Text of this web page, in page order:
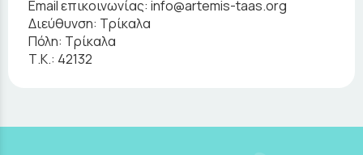
Email επικοινωνίας: info@artemis-taas.org
Διεύθυνση: Τρίκαλα
Πόλη: Τρίκαλα
Τ.Κ.: 42132